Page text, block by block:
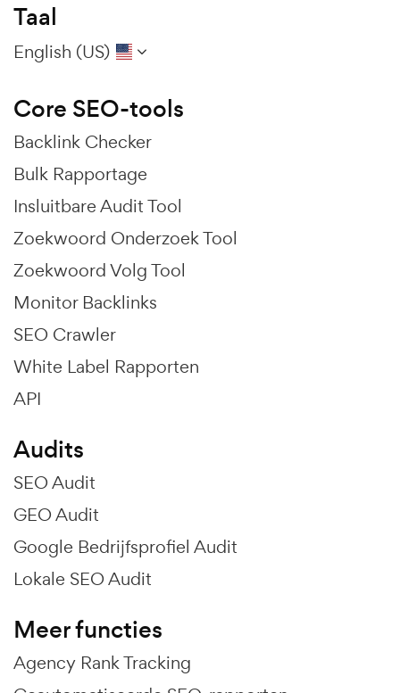
Taal
English (US)
Core SEO-tools
Backlink Checker
Bulk Rapportage
Insluitbare Audit Tool
Zoekwoord Onderzoek Tool
Zoekwoord Volg Tool
Monitor Backlinks
SEO Crawler
White Label Rapporten
API
Audits
SEO Audit
GEO Audit
Google Bedrijfsprofiel Audit
Lokale SEO Audit
Meer functies
Agency Rank Tracking